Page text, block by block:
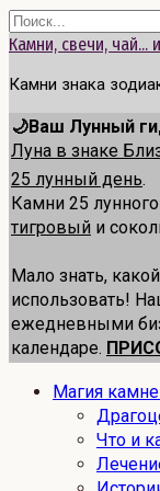
Перейти
к
Search
for:
Камни, свечи, чай...
Камни знака
🌙Ваш Лунный
Луна в знаке
25 лунный день.
Камни 25
тигровый и
Мало знать,
использовать!
ежедневными
календаре.
Магия
Что и